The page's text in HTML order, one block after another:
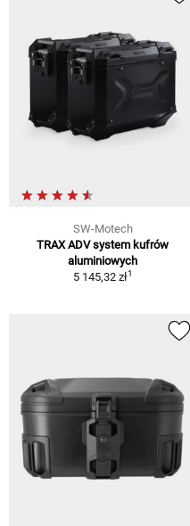
SW-Motech
TRAX ADV system kufrów
aluminiowych
5 145,32 zł1